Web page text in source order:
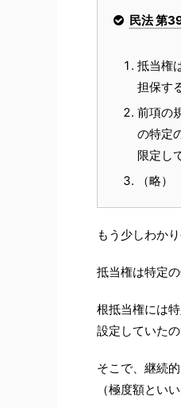
民法 第
抵当権
担保す
前項の
の特定
限定し
（略）
もう少しわか
抵当権は特定
根抵当権には
設定していた
そこで、継続
（極度額とい